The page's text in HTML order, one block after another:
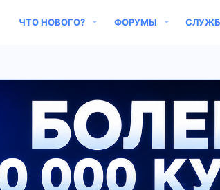
ЧТО НОВОГО? ФОРУМЫ